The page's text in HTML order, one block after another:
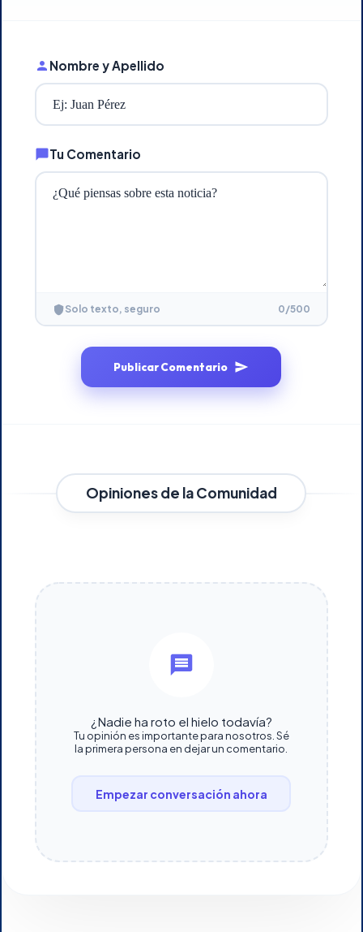
Nombre y Apellido
Tu Comentario
Solo texto, seguro 0/500
Publicar Comentario
Opiniones de la Comunidad
¿Nadie ha roto el hielo todavía?
Tu opinión es importante para nosotros. Sé
la primera persona en dejar un comentario.
Empezar conversación ahora